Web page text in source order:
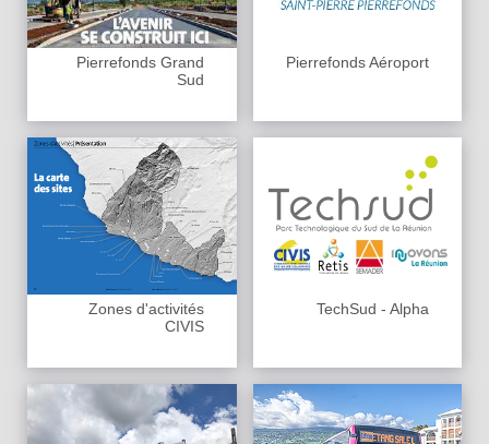
Pierrefonds Grand
Sud
Pierrefonds Aéroport
Zones d'activités
CIVIS
TechSud - Alpha